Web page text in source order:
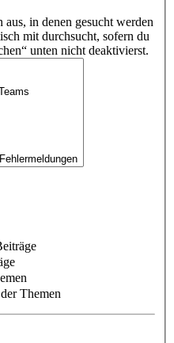
in denen gesucht werden
mit durchsucht, sofern du
unten nicht deaktivierst.
Themen